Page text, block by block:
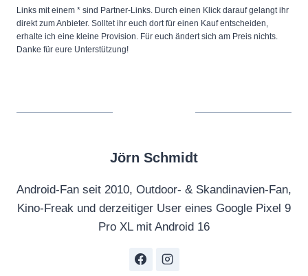
Links mit einem * sind Partner-Links. Durch einen Klick darauf gelangt ihr
direkt zum Anbieter. Solltet ihr euch dort für einen Kauf entscheiden,
erhalte ich eine kleine Provision. Für euch ändert sich am Preis nichts.
Danke für eure Unterstützung!
Jörn Schmidt
Android-Fan seit 2010, Outdoor- & Skandinavien-Fan,
Kino-Freak und derzeitiger User eines Google Pixel 9
Pro XL mit Android 16